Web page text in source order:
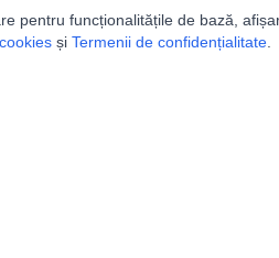
pentru funcționalitățile de bază,
și Termenii de confidențialitate